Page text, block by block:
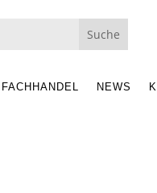
FACHHANDEL NEWS